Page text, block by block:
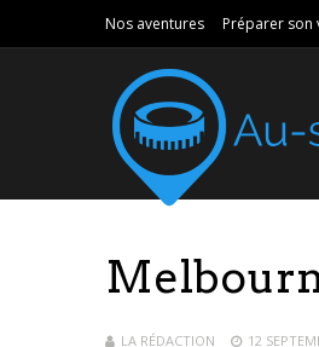
Nos aventures Préparer son
LA RÉDACTION 12